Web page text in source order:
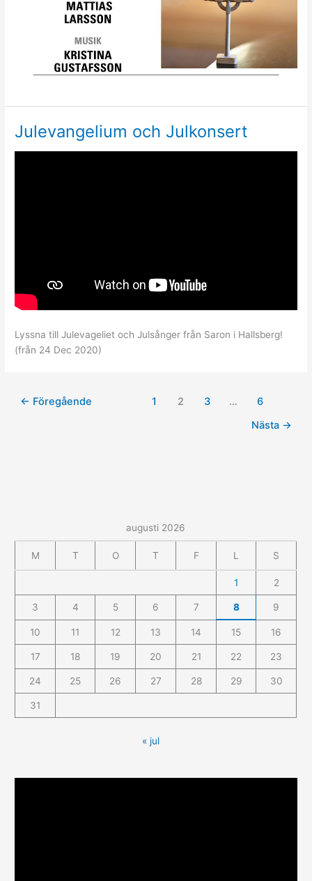
Julevangelium och Julkonsert
Lyssna till Julevageliet och Julsånger från Saron i Hallsberg!
(från 24 Dec 2020)
← Föregående 1 2 3 …
6
Nästa →
augusti 2026
M T O T F L S
1 2
3 4 5 6 7 8 9
10 11 12 13 14 15 16
17 18 19 20 21 22 23
24 25 26 27 28 29 30
31
« jul